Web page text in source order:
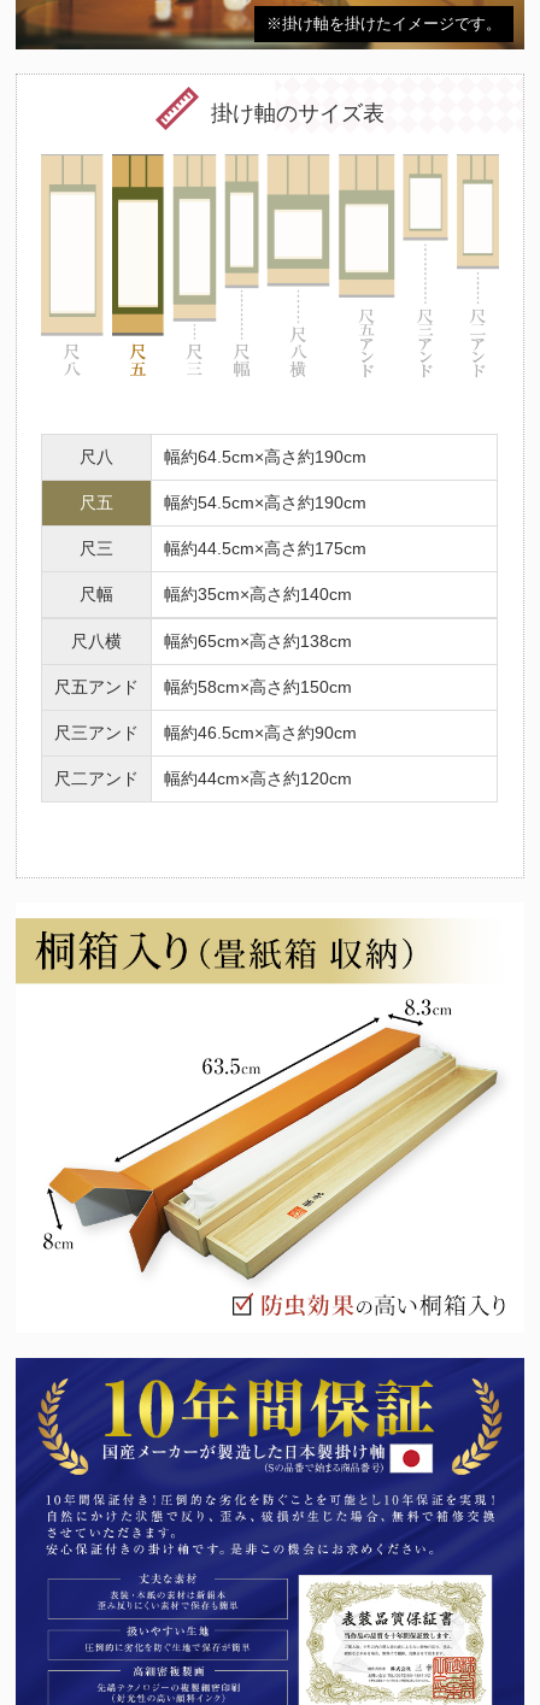
※掛け軸を掛けたイメージです。
掛け軸のサイズ表
尺八 幅約64.5cm×高さ約190cm
尺五 幅約54.5cm×高さ約190cm
尺三 幅約44.5cm×高さ約175cm
尺幅 幅約35cm×高さ約140cm
尺八横 幅約65cm×高さ約138cm
尺五アンド 幅約58cm×高さ約150cm
尺三アンド 幅約46.5cm×高さ約90cm
尺二アンド 幅約44cm×高さ約120cm